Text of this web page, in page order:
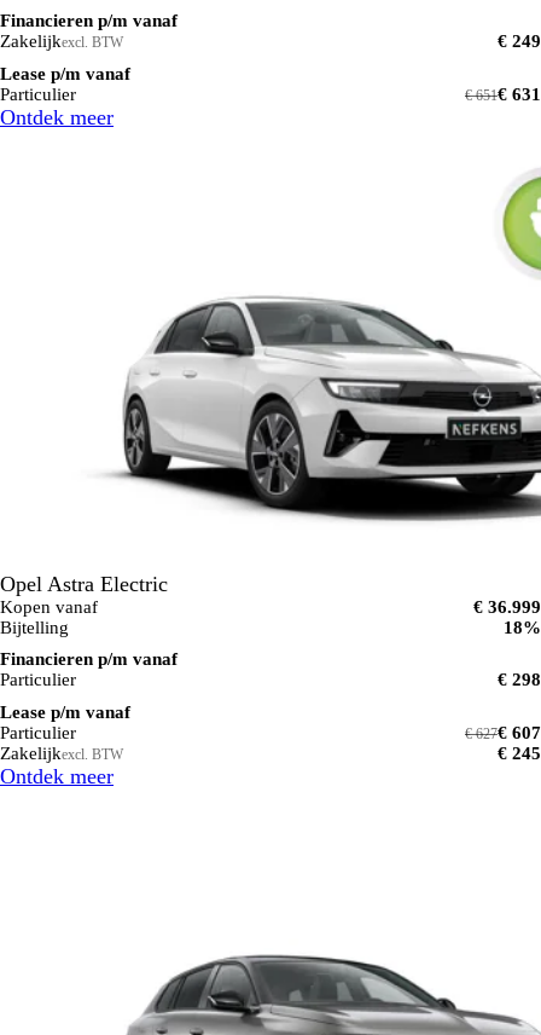
Financieren p/m vanaf
Zakelijkexcl. BTW
€ 249
Lease p/m vanaf
Particulier
€ 631
€ 651
Ontdek meer
Opel Astra Electric
Kopen vanaf
€ 36.999
Bijtelling
18%
Financieren p/m vanaf
Particulier
€ 298
Lease p/m vanaf
Particulier
€ 607
€ 627
Zakelijkexcl. BTW € 245
Ontdek meer